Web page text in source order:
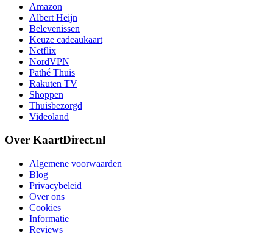
Amazon
Albert Heijn
Belevenissen
Keuze cadeaukaart
Netflix
NordVPN
Pathé Thuis
Rakuten TV
Shoppen
Thuisbezorgd
Videoland
Over KaartDirect.nl
Algemene voorwaarden
Blog
Privacybeleid
Over ons
Cookies
Informatie
Reviews